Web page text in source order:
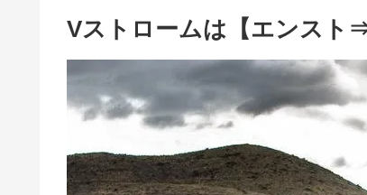
Vストロームは【エンスト